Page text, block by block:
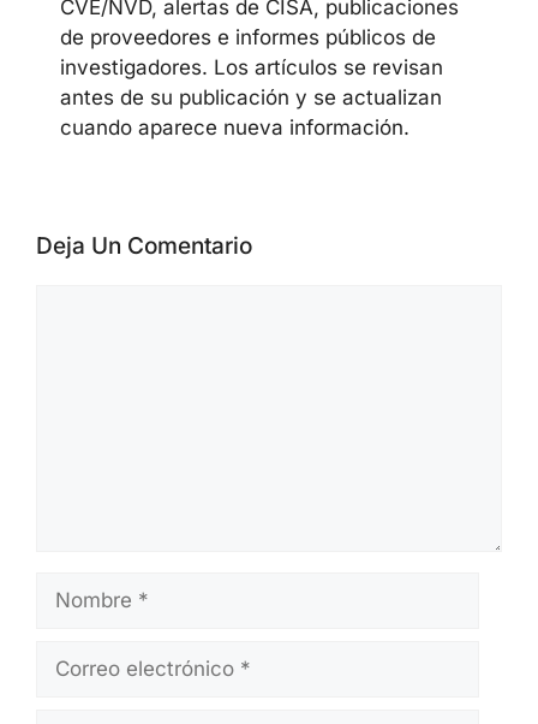
El equipo editorial de CyberSecureFox
cubre noticias de ciberseguridad,
vulnerabilidades, campañas de malware,
actividad de ransomware, AI security,
CVE/NVD, alertas de CISA, publicaciones